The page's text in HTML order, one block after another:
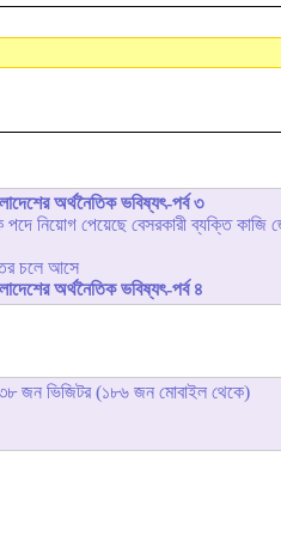
অর্থনৈতিক ভবিষ্যৎ-পর্ব ৩
পদে নিয়োগ পেয়েছে বেসরকারী ব্যক্তি কাজি
চলে আসে
অর্থনৈতিক ভবিষ্যৎ-পর্ব ৪
জন ভিজিটর (১৮৬ জন মোবাইল থেকে)